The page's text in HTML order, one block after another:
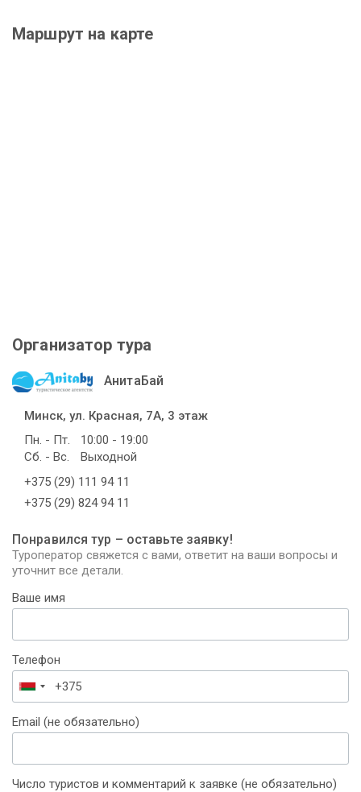
Маршрут на карте
Организатор тура
АнитаБай
Минск, ул. Красная, 7А, 3 этаж
Пн. - Пт.
10:00 - 19:00
Сб. - Вс.
Выходной
+375 (29) 111 94 11
+375 (29) 824 94 11
Понравился тур – оставьте заявку!
Туроператор свяжется с вами, ответит на ваши вопросы и
уточнит все детали.
Ваше имя
Телефон
Беларусь
+375
Email (не обязательно)
Число туристов и комментарий к заявке (не обязательно)